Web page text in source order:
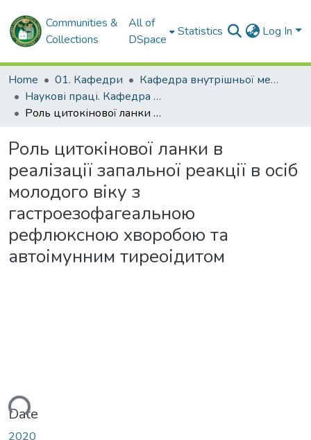
Communities &
Collections
All of
DSpace
Statistics Log In
Home 01. Кафедри
Кафедра внутрішньої медицини № 3 та ендокринології
Наукові праці. Кафедра внутрішньої медицини № 3 та ендокринології
Роль цитокінової ланки в реалізації запальної реакції в осіб молодого віку з гастроезофагеальною рефлюксною хворобою та автоімунним тиреоідитом
Роль цитокінової ланки в
реалізації запальної реакції в осіб
молодого віку з
гастроезофагеальною
рефлюксною хворобою та
автоімунним тиреоідитом
Date
2020